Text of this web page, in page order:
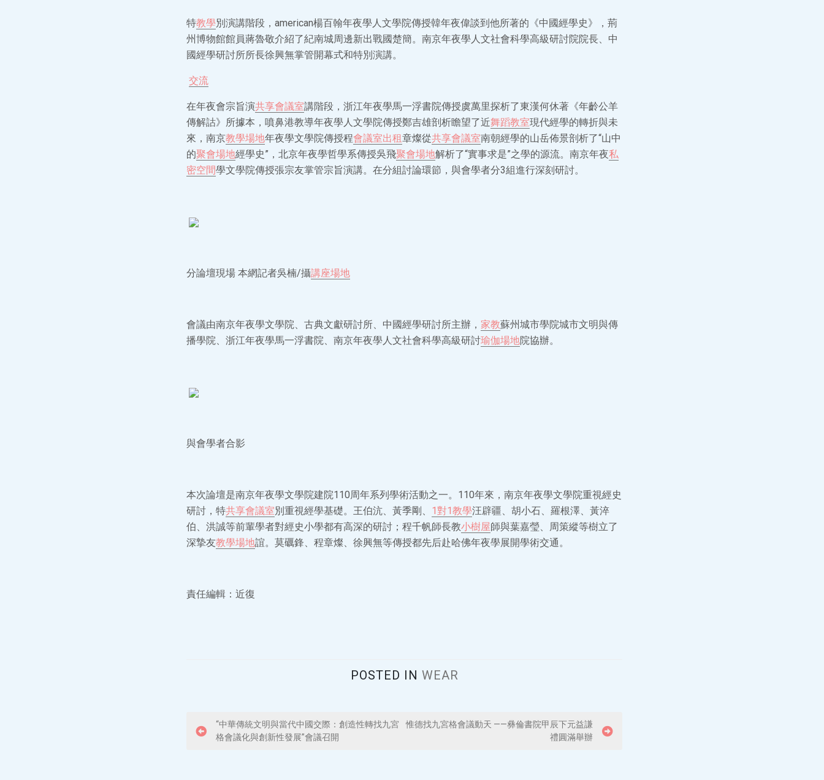
特教學別演講階段，american楊百翰年夜學人文學院傳授韓年夜偉談到他所著的《中國經學史》，荊
州博物館館員蔣魯敬介紹了紀南城周邊新出戰國楚簡。南京年夜學人文社會科學高級研討院院長、中
國經學研討所所長徐興無掌管開幕式和特別演講。
交流
在年夜會宗旨演共享會議室講階段，浙江年夜學馬一浮書院傳授虞萬里探析了東漢何休著《年齡公羊
傳解詁》所據本，噴鼻港教導年夜學人文學院傳授鄭吉雄剖析瞻望了近舞蹈教室現代經學的轉折與未
來，南京教學場地年夜學文學院傳授程會議室出租章燦從共享會議室南朝經學的山岳佈景剖析了“山中
的聚會場地經學史”，北京年夜學哲學系傳授吳飛聚會場地解析了“實事求是”之學的源流。南京年夜私
密空間學文學院傳授張宗友掌管宗旨演講。在分組討論環節，與會學者分3組進行深刻研討。
分論壇現場 本網記者吳楠/攝講座場地
會議由南京年夜學文學院、古典文獻研討所、中國經學研討所主辦， 家教蘇州城市學院城市文明與傳
播學院、浙江年夜學馬一浮書院、南京年夜學人文社會科學高級研討瑜伽場地院協辦。
與會學者合影
本次論壇是南京年夜學文學院建院110周年系列學術活動之一。110年來，南京年夜學文學院重視經史
研討，特共享會議室別重視經學基礎。王伯沆、黃季剛、 1對1教學汪辟疆、胡小石、羅根澤、黃淬
伯、洪誠等前輩學者對經史小學都有高深的研討；程千帆師長教小樹屋師與葉嘉瑩、周策縱等樹立了
深摯友教學場地誼。莫礪鋒、程章燦、徐興無等傳授都先后赴哈佛年夜學展開學術交通。
責任編輯：近復
POSTED IN WEAR
P
“中華傳統文明與當代中國交際：創造性轉找九宮
格會議化與創新性發展”會議召開
惟德找九宮格會議動天 ——彝倫書院甲辰下元益謙
禮圓滿舉辦